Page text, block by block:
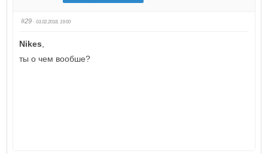
#29 · 03.02.2018, 19:00
Nikes,
ты о чем вообше?